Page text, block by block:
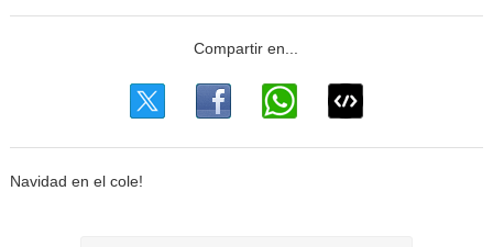
Navidad en el cole!